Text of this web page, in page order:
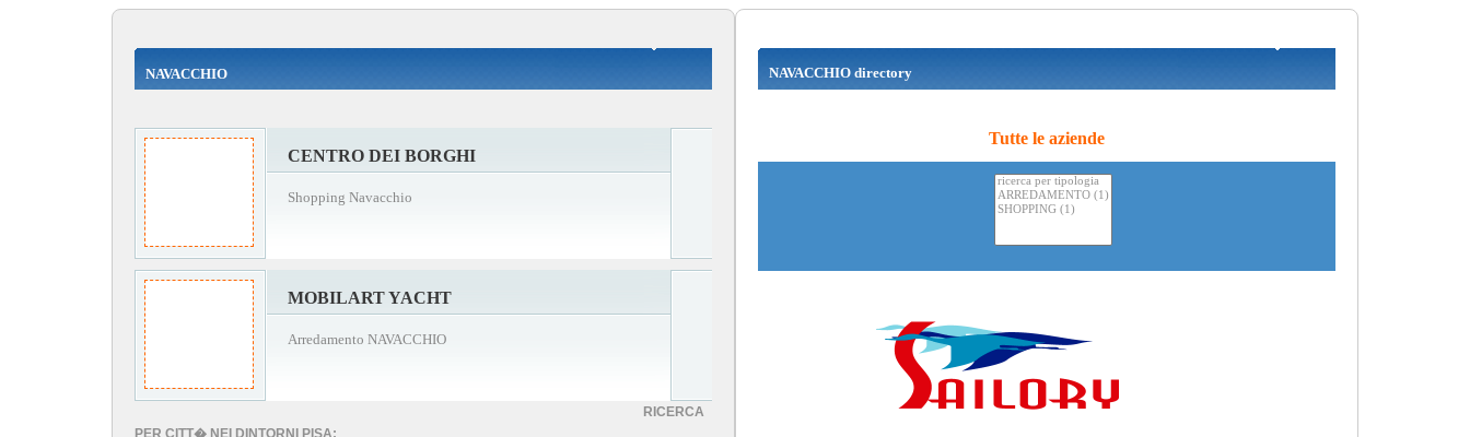
NAVACCHIO
CENTRO DEI BORGHI
Shopping Navacchio
MOBILART YACHT
Arredamento NAVACCHIO
RICERCA
PER CITT� NEI DINTORNI PISA:
NAVACCHIO directory
Tutte le aziende